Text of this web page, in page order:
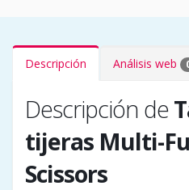
Descripción Análisis web
Descripción de
tijeras Multi-
Scissors